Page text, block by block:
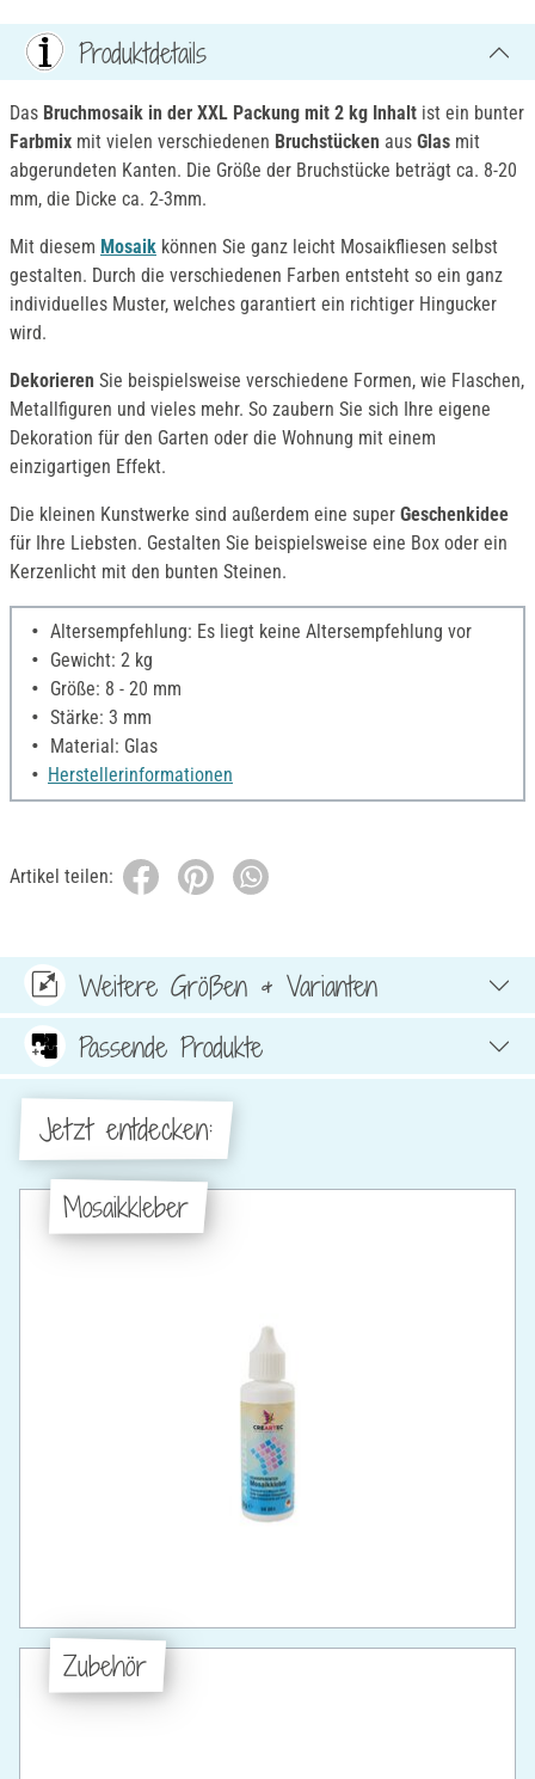
Produktdetails
Das Bruchmosaik in der XXL Packung mit 2 kg Inhalt ist ein bunter
Farbmix mit vielen verschiedenen Bruchstücken aus Glas mit
abgerundeten Kanten. Die Größe der Bruchstücke beträgt ca. 8-20
mm, die Dicke ca. 2-3mm.
Mit diesem Mosaik können Sie ganz leicht Mosaikfliesen selbst
gestalten. Durch die verschiedenen Farben entsteht so ein ganz
individuelles Muster, welches garantiert ein richtiger Hingucker
wird.
Dekorieren Sie beispielsweise verschiedene Formen, wie Flaschen,
Metallfiguren und vieles mehr. So zaubern Sie sich Ihre eigene
Dekoration für den Garten oder die Wohnung mit einem
einzigartigen Effekt.
Die kleinen Kunstwerke sind außerdem eine super Geschenkidee
für Ihre Liebsten. Gestalten Sie beispielsweise eine Box oder ein
Kerzenlicht mit den bunten Steinen.
Altersempfehlung: Es liegt keine Altersempfehlung vor
Gewicht: 2 kg
Größe: 8 - 20 mm
Stärke: 3 mm
Material: Glas
Herstellerinformationen
Artikel teilen:
Weitere Größen & Varianten
Passende Produkte
Jetzt entdecken:
Mosaikkleber
Zubehör